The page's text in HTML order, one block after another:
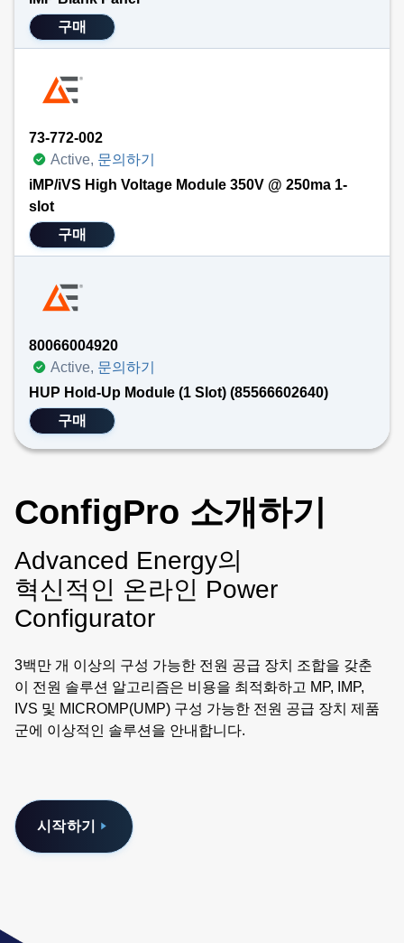
구매
73-772-002
Active, 문의하기
iMP/iVS High Voltage Module 350V @ 250ma 1-
slot
구매
80066004920
Active, 문의하기
HUP Hold-Up Module (1 Slot) (85566602640)
구매
ConfigPro 소개하기
Advanced Energy의
혁신적인 온라인 Power
Configurator
3백만 개 이상의 구성 가능한 전원 공급 장치 조합을 갖춘
이 전원 솔루션 알고리즘은 비용을 최적화하고 MP, IMP,
IVS 및 MICROMP(UMP) 구성 가능한 전원 공급 장치 제품
군에 이상적인 솔루션을 안내합니다.
시작하기